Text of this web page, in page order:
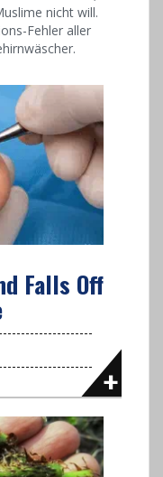
nicht will.
Fehler aller
Falls Off